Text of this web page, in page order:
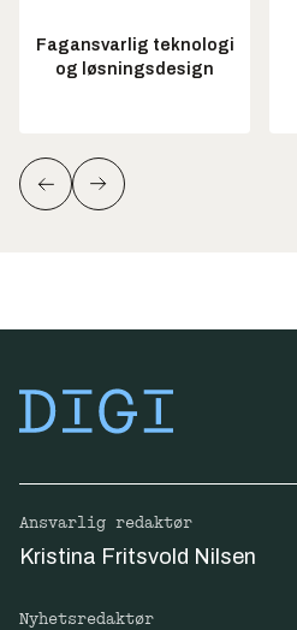
Fagansvarlig teknologi
og løsningsdesign
Ansvarlig redaktør
Kristina Fritsvold Nilsen
Nyhetsredaktør